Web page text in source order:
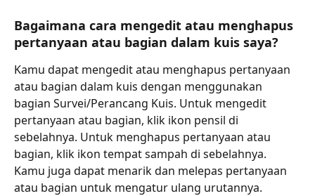
Bagaimana cara mengedit atau menghapus
pertanyaan atau bagian dalam kuis saya?
Kamu dapat mengedit atau menghapus pertanyaan
atau bagian dalam kuis dengan menggunakan
bagian Survei/Perancang Kuis. Untuk mengedit
pertanyaan atau bagian, klik ikon pensil di
sebelahnya. Untuk menghapus pertanyaan atau
bagian, klik ikon tempat sampah di sebelahnya.
Kamu juga dapat menarik dan melepas pertanyaan
atau bagian untuk mengatur ulang urutannya.